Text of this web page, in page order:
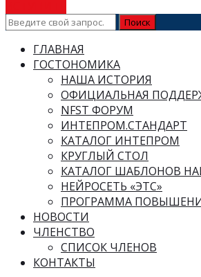
ГЛАВНАЯ
ГОСТОНОМИКА
НАША ИСТОРИЯ
ОФИЦИАЛЬНАЯ
NFST ФОРУМ
ИНТЕПРОМ.СТАНДАРТ
КАТАЛОГ ИНТЕПРОМ
КРУГЛЫЙ СТОЛ
КАТАЛОГ ШАБЛОНОВ
НЕЙРОСЕТЬ «ЭТС»
ПРОГРАММА
НОВОСТИ
ЧЛЕНСТВО
СПИСОК ЧЛЕНОВ
КОНТАКТЫ